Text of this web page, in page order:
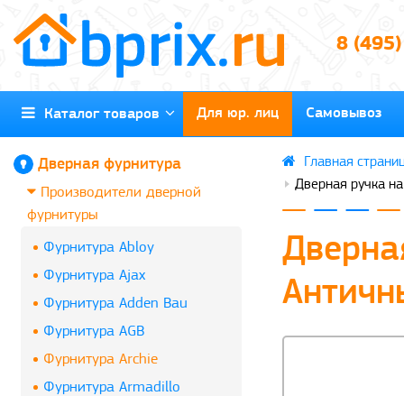
8
Каталог товаров Для юр. лиц Самовывоз
Дверная фурнитура
Производители дверной
фурнитуры
Фурнитура Abloy
Фурнитура Ajax
Фурнитура Adden Bau
Фурнитура AGB
Фурнитура Archie
Фурнитура Armadillo
Дверная ручка